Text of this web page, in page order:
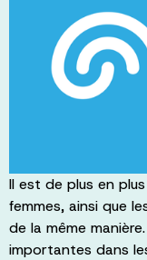
Il est de plus en
femmes, ainsi que
de la même
importantes dans